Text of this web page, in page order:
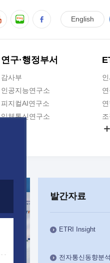
연구·행정부서
감사부
인공지능연구소
피지컬AI연구소
입체통신연구소
인공지능안전연구소
우주항공반도체전략연구단
대경권연구본부
호남권연구본부
기획본부
사업화본부
English
발간자료
ETRI Insight
전자통신동향분석